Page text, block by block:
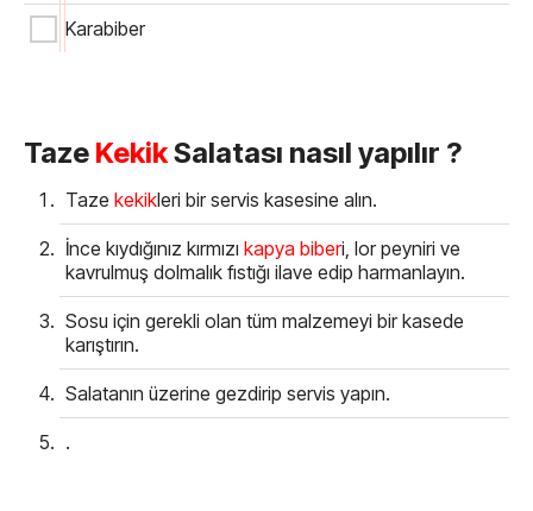
Karabiber
Taze KekikSalatası nasıl yapılır ?
Taze kekikleri bir servis kasesine alın.
İnce kıydığınız kırmızı kapya biberi, lor peyniri ve
kavrulmuş dolmalık fıstığı ilave edip harmanlayın.
Sosu için gerekli olan tüm malzemeyi bir kasede
karıştırın.
Salatanın üzerine gezdirip servis yapın.
.